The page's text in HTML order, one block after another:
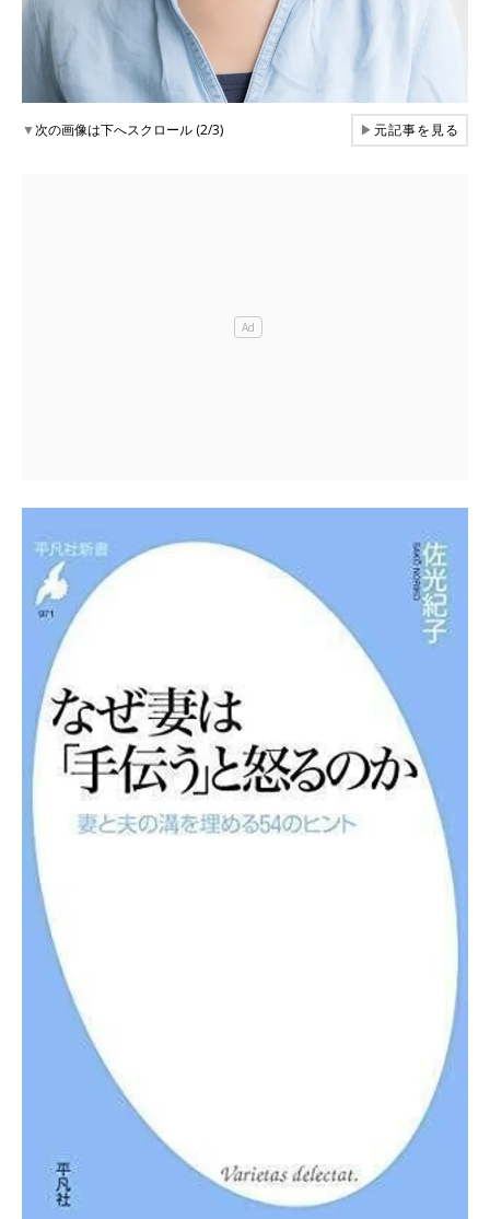
▼次の画像は下へスクロール (2/3) ▶元記事を見る